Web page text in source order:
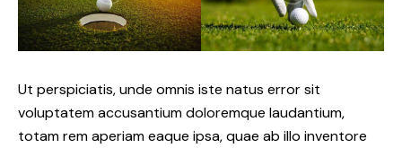
Ut perspiciatis, unde omnis iste natus error sit
voluptatem accusantium doloremque laudantium,
totam rem aperiam eaque ipsa, quae ab illo inventore